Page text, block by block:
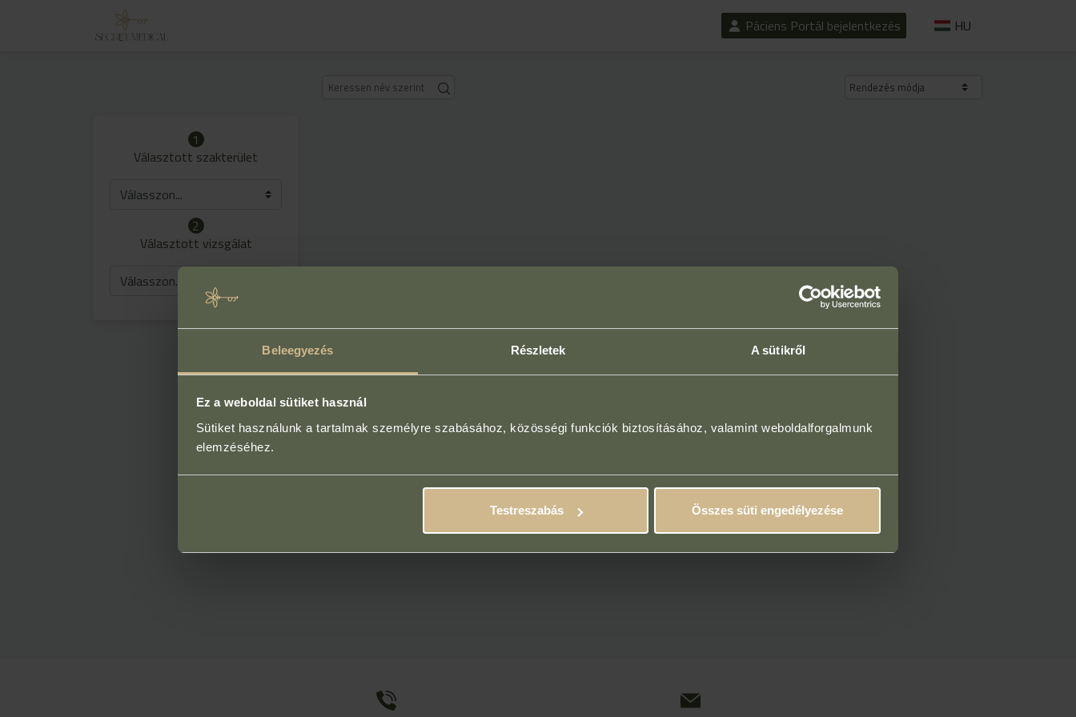
Beleegyezés Részletek A sütikről
Ez a weboldal sütiket használ
Sütiket használunk a tartalmak személyre szabásához, közösségi funkciók biztosításához, valamint weboldalforgalmunk
elemzéséhez.
Testreszabás Összes süti engedélyezése
Páciens Portál bejelentkezés HU
Rendezés módja
1
Választott szakterület
Válasszon...
2
Választott vizsgálat
Válasszon...